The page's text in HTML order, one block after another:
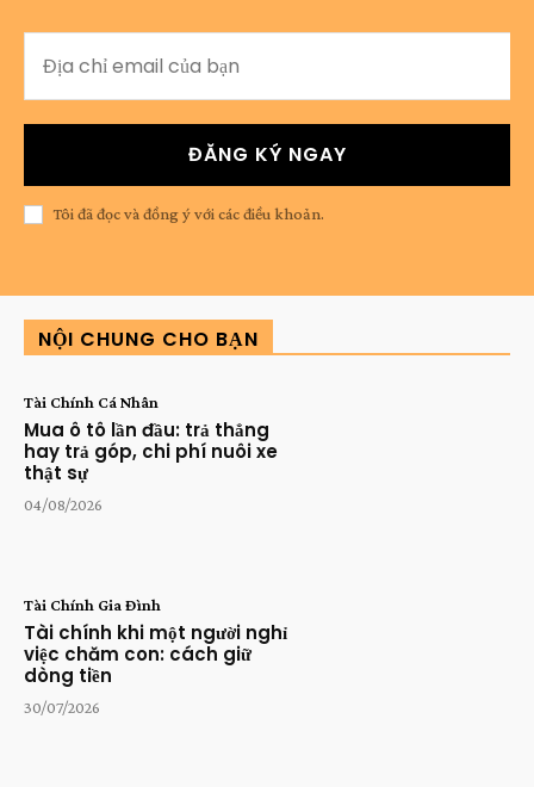
ĐĂNG KÝ NGAY
Tôi đã đọc và đồng ý với các điều khoản.
NỘI CHUNG CHO BẠN
Tài Chính Cá Nhân
Mua ô tô lần đầu: trả thẳng
hay trả góp, chi phí nuôi xe
thật sự
04/08/2026
Tài Chính Gia Đình
Tài chính khi một người nghỉ
việc chăm con: cách giữ
dòng tiền
30/07/2026